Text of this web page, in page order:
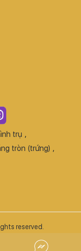
trụ ,
tròn (trứng) ,
reserved.